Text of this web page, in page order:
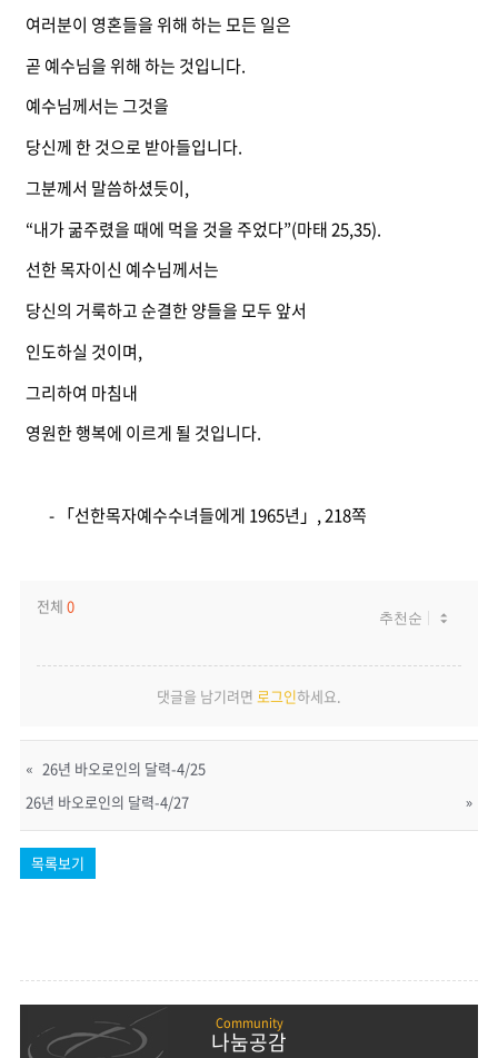
여러분이 영혼들을 위해 하는 모든 일은
곧 예수님을 위해 하는 것입니다.
예수님께서는 그것을
당신께 한 것으로 받아들입니다.
그분께서 말씀하셨듯이,
“내가 굶주렸을 때에 먹을 것을 주었다”(마태 25,35).
선한 목자이신 예수님께서는
당신의 거룩하고 순결한 양들을 모두 앞서
인도하실 것이며,
그리하여 마침내
영원한 행복에 이르게 될 것입니다.
- 「선한목자예수수녀들에게 1965년」, 218쪽
전체 0
댓글을 남기려면 로그인하세요.
« 26년 바오로인의 달력-4/25
26년 바오로인의 달력-4/27
»
목록보기
나눔공감